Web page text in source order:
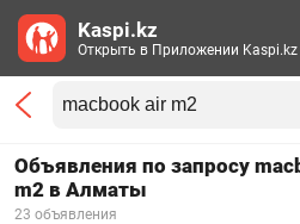
Объявления по запросу
m2 в Алматы
23 объявления
Kaspi.kz
Открыть в Приложении Kaspi.kz